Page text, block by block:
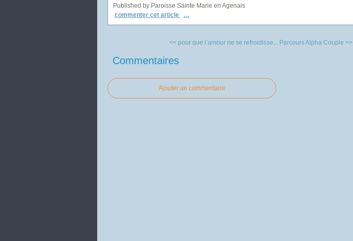
Published by Paroisse Sainte Marie en Agenais
commenter cet article
…
<< pour que l’amour ne se refroidisse... Parcours Alpha Couple >>
Commentaires
Ajouter un commentaire